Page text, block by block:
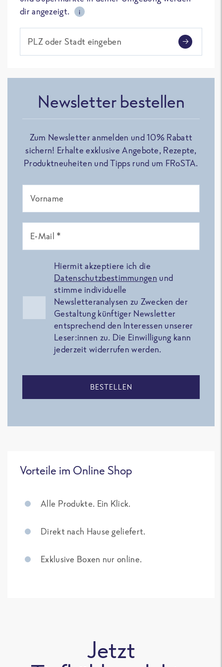
dir angezeigt.
i
PLZ oder Stadt eingeben
Newsletter bestellen
Zum Newsletter anmelden und 10% Rabatt
sichern! Erhalte exklusive Angebote, Rezepte,
Produktneuheiten und Tipps rund um FRoSTA.
Vorname
E-Mail *
Hiermit akzeptiere ich die
Datenschutzbestimmungen und
stimme individuelle
Newsletteranalysen zu Zwecken der
Gestaltung künftiger Newsletter
entsprechend den Interessen unserer
Leser:innen zu. Die Einwilligung kann
jederzeit widerrufen werden.
BESTELLEN
Vorteile im Online Shop
Alle Produkte. Ein Klick.
Direkt nach Hause geliefert.
Exklusive Boxen nur online.
Jetzt